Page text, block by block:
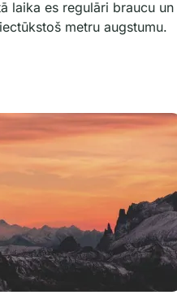
laika es regulāri braucu un
metru augstumu.